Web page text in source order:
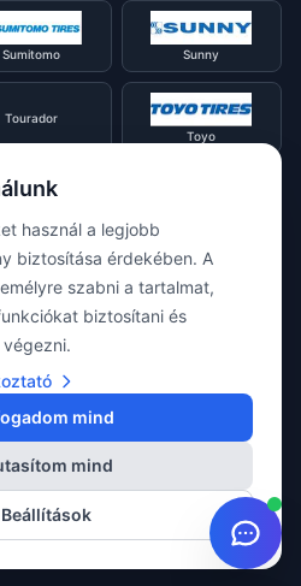
Sumitomo Sunny
Tourador
Toyo
Viking Voyager
Minden jog fenntartva.
használ a legjobb
biztosítása érdekében. A
szabni a tartalmat,
biztosítani és
mind
mind
Beállítások